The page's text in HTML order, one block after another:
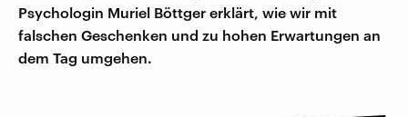
Psychologin Muriel Böttger erklärt, wie wir mit
falschen Geschenken und zu hohen Erwartungen an
dem Tag umgehen.